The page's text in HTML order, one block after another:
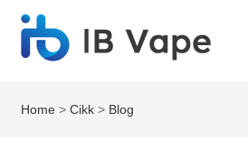
Home >Cikk > Blog